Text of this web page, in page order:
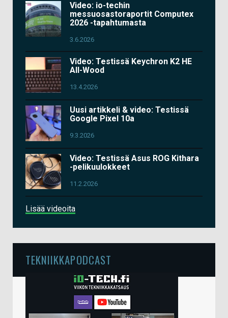
Video: io-techin
messuosastoraportit Computex
2026 -tapahtumasta
3.6.2026
Video: Testissä Keychron K2 HE
All-Wood
13.4.2026
Uusi artikkeli & video: Testissä
Google Pixel 10a
9.3.2026
Video: Testissä Asus ROG Kithara
-pelikuulokkeet
11.2.2026
Lisää videoita
TEKNIIKKAPODCAST